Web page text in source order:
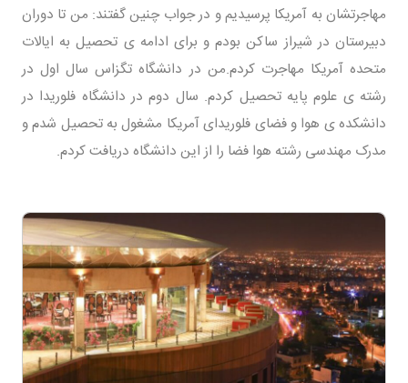
مهاجرتشان به آمریکا پرسیدیم و در جواب چنین گفتند: من تا دوران
دبیرستان در شیراز ساکن بودم و برای ادامه ی تحصیل به ایالات
متحده آمریکا مهاجرت کردم.من در دانشگاه تگزاس سال اول در
رشته ی علوم پایه تحصیل کردم. سال دوم در دانشگاه فلوریدا در
دانشکده ی هوا و فضای فلوریدای آمریکا مشغول به تحصیل شدم و
مدرک مهندسی رشته هوا فضا را از این دانشگاه دریافت کردم.